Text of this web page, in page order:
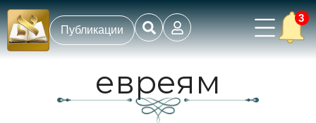
Публикации
3
евреям